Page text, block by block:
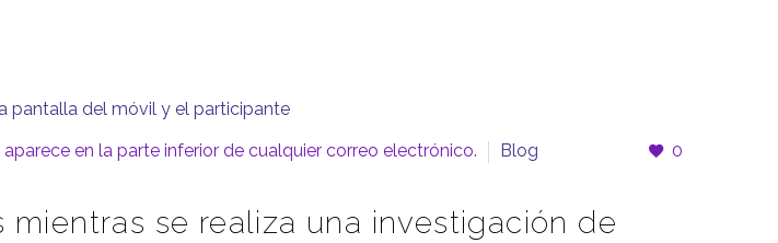
0
en la parte inferior de cualquier correo electrónico. Blog
se realiza una investigación de